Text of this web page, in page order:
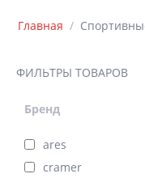
Главная /
ФИЛЬТРЫ ТОВАРОВ
Бренд
ares
cramer